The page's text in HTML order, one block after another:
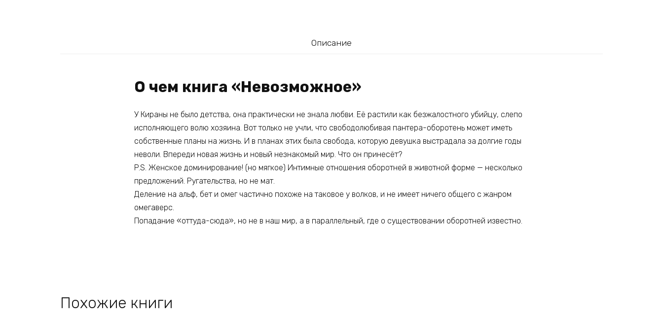
Описание
О чем книга «Невозможное»
У Кираны не было детства, она практически не знала любви. Её растили как безжалостного убийцу, слепо
исполняющего волю хозяина. Вот только не учли, что свободолюбивая пантера-оборотень может иметь
собственные планы на жизнь. И в планах этих была свобода, которую девушка выстрадала за долгие годы
неволи. Впереди новая жизнь и новый незнакомый мир. Что он принесёт?
P.S. Женское доминирование! (но мягкое) Интимные отношения оборотней в животной форме — несколько
предложений. Ругательства, но не мат.
Деление на альф, бет и омег частично похоже на таковое у волков, и не имеет ничего общего с жанром
омегаверс.
Попадание «оттуда-сюда», но не в наш мир, а в параллельный, где о существовании оборотней известно.
Похожие книги